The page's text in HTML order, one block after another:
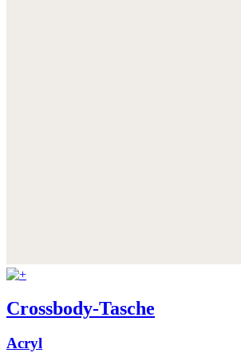
Crossbody-Tasche
Acryl